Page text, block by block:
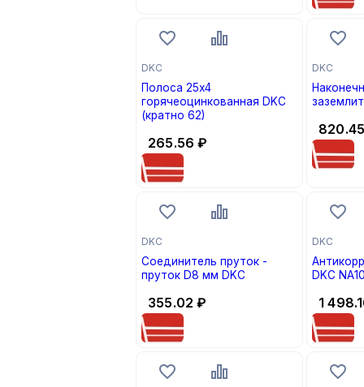
DKC
Полоса 25х4
горячеоцинкованная DKC
(кратно 62)
265.56 ₽
DKC
DKC
Соединитель пруток -
пруток D8 мм DKC
355.02 ₽
DKC
DKC
1